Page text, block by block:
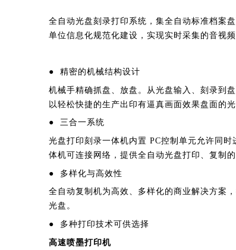
全自动光盘刻录打印系统，集全自动标准档案
单位信息化规范化建设，实现实时采集的音视
● 精密的机械结构设计
机械手精确抓盘、放盘。从光盘输入、刻录到
以轻松快捷的生产出印有逼真画面效果盘面的光
● 三合一系统
光盘打印刻录一体机内置 PC控制单元允许同
体机可连接网络，提供全自动光盘打印、复制的
● 多样化与高效性
全自动复制机为高效、多样化的商业解决方案
光盘。
● 多种打印技术可供选择
高速喷墨打印机